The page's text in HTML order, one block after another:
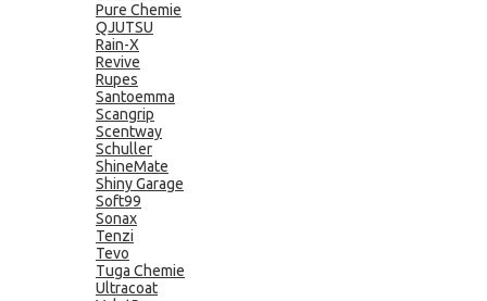
Pure Chemie
QJUTSU
Rain-X
Revive
Rupes
Santoemma
Scangrip
Scentway
Schuller
ShineMate
Shiny Garage
Soft99
Sonax
Tenzi
Tevo
Tuga Chemie
Ultracoat